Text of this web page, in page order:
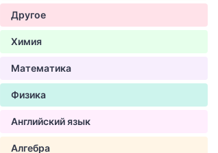
Другое
Химия
Математика
Физика
Английский язык
Алгебра